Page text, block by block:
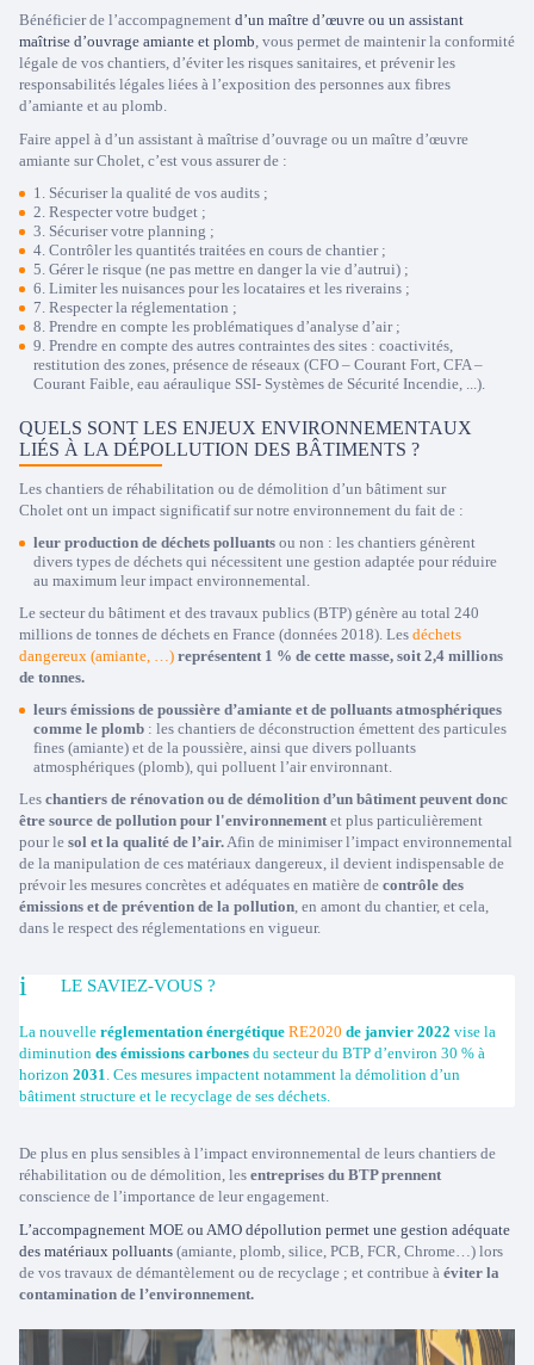
Bénéficier de l’accompagnement d’un maître d’œuvre ou un assistant
maîtrise d’ouvrage amiante et plomb, vous permet de maintenir la conformité
légale de vos chantiers, d’éviter les risques sanitaires, et prévenir les
responsabilités légales liées à l’exposition des personnes aux fibres
d’amiante et au plomb.
Faire appel à d’un assistant à maîtrise d’ouvrage ou un maître d’œuvre
amiante sur Cholet, c’est vous assurer de :
1. Sécuriser la qualité de vos audits ;
2. Respecter votre budget ;
3. Sécuriser votre planning ;
4. Contrôler les quantités traitées en cours de chantier ;
5. Gérer le risque (ne pas mettre en danger la vie d’autrui) ;
6. Limiter les nuisances pour les locataires et les riverains ;
7. Respecter la réglementation ;
8. Prendre en compte les problématiques d’analyse d’air ;
9. Prendre en compte des autres contraintes des sites : coactivités,
restitution des zones, présence de réseaux (CFO – Courant Fort, CFA –
Courant Faible, eau aéraulique SSI- Systèmes de Sécurité Incendie, ...).
QUELS SONT LES ENJEUX ENVIRONNEMENTAUX
LIÉS À LA DÉPOLLUTION DES BÂTIMENTS ?
Les chantiers de réhabilitation ou de démolition d’un bâtiment sur
Cholet ont un impact significatif sur notre environnement du fait de :
leur production de déchets polluants ou non : les chantiers génèrent
divers types de déchets qui nécessitent une gestion adaptée pour réduire
au maximum leur impact environnemental.
Le secteur du bâtiment et des travaux publics (BTP) génère au total 240
millions de tonnes de déchets en France (données 2018). Les déchets
dangereux (amiante, …) représentent 1 % de cette masse, soit 2,4 millions
de tonnes.
leurs émissions de poussière d’amiante et de polluants atmosphériques
comme le plomb : les chantiers de déconstruction émettent des particules
fines (amiante) et de la poussière, ainsi que divers polluants
atmosphériques (plomb), qui polluent l’air environnant.
Les chantiers de rénovation ou de démolition d’un bâtiment peuvent donc
être source de pollution pour l'environnement et plus particulièrement
pour le sol et la qualité de l’air.Afin de minimiser l’impact environnemental
de la manipulation de ces matériaux dangereux, il devient indispensable de
prévoir les mesures concrètes et adéquates en matière de contrôle des
émissions et de prévention de la pollution, en amont du chantier, et cela,
dans le respect des réglementations en vigueur.
LE SAVIEZ-VOUS ?
La nouvelle réglementation énergétique RE2020 de janvier 2022 vise la
diminution des émissions carbones du secteur du BTP d’environ 30 % à
horizon 2031. Ces mesures impactent notamment la démolition d’un
bâtiment structure et le recyclage de ses déchets.
De plus en plus sensibles à l’impact environnemental de leurs chantiers de
réhabilitation ou de démolition, les entreprises du BTP prennent
conscience de l’importance de leur engagement.
L’accompagnement MOE ou AMO dépollution permet une gestion adéquate
des matériaux polluants (amiante, plomb, silice, PCB, FCR, Chrome…) lors
de vos travaux de démantèlement ou de recyclage ; et contribue à éviter la
contamination de l’environnement.